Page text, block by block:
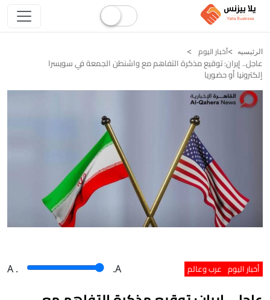
الرئيسيه أخبار اليوم
عاجل.. إيران: توقيع مذكرة التفاهم مع واشنطن الجمعة في سويسرا
إلكترونيا أو حضوريا
أخبار اليوم عرب وعالم A . .A